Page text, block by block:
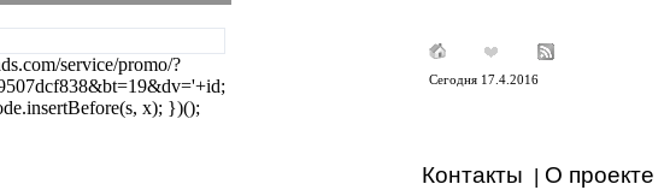
service/promo/?
x); })();
Сегодня 17.4.2016
Контакты | О проекте